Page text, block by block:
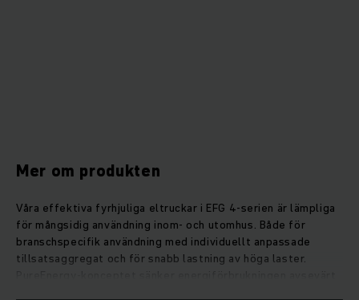
Mer om produkten
Våra effektiva fyrhjuliga eltruckar i EFG 4-serien är lämpliga
för mångsidig användning inom- och utomhus. Både för
branschspecifik användning med individuellt anpassade
tillsatsaggregat och för snabb lastning av höga laster.